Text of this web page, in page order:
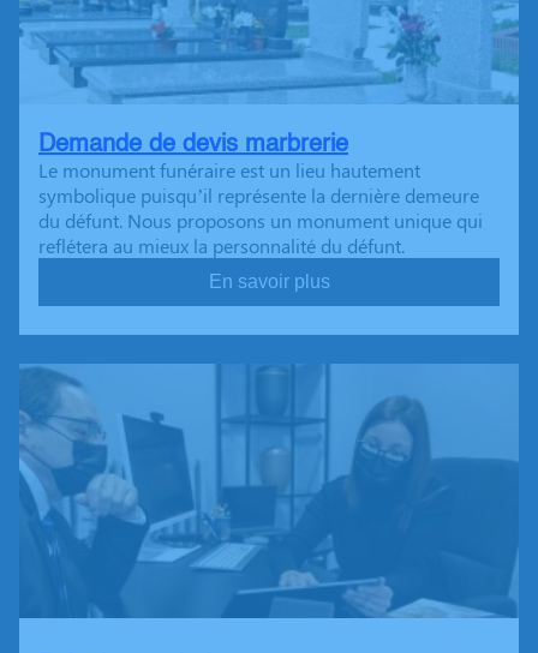
Demande de devis marbrerie
Le monument funéraire est un lieu hautement
symbolique puisqu’il représente la dernière demeure
du défunt. Nous proposons un monument unique qui
reflétera au mieux la personnalité du défunt.
En savoir plus